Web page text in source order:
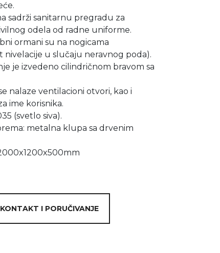
sadrži sanitarnu pregradu za
odela od radne uniforme.
ormani su na nogicama
nivelacije u slučaju neravnog poda).
je izvedeno cilindričnom bravom sa
nalaze ventilacioni otvori, kao i
ime korisnika.
(svetlo siva).
metalna klupa sa drvenim
I PORUČIVANJE